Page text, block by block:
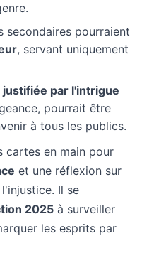
secondaires pourraient
, servant uniquement
justifiée par l'intrigue
pourrait être
à tous les publics.
cartes en main pour
et une réflexion sur
Il se
2025 à surveiller
les esprits par